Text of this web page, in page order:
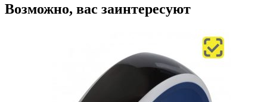
Возможно, вас заинтересуют